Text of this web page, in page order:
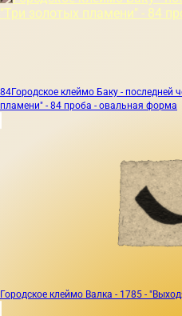
84Городское клеймо Баку - последней
пламени" - 84 проба - овальная форма
Городское клеймо Валка - 1785 -